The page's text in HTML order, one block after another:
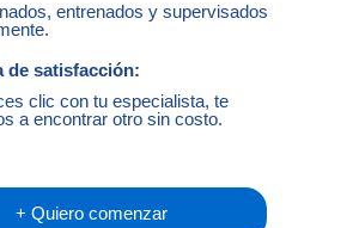
entrenados y supervisados
de satisfacción:
clic con tu especialista, te
a encontrar otro sin costo.
+ Quiero comenzar